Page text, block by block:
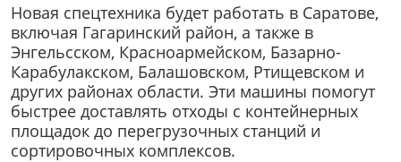
Новая спецтехника будет работать в Саратове,
включая Гагаринский район, а также в
Энгельсском, Красноармейском, Базарно-
Карабулакском, Балашовском, Ртищевском и
других районах области. Эти машины помогут
быстрее доставлять отходы с контейнерных
площадок до перегрузочных станций и
сортировочных комплексов.